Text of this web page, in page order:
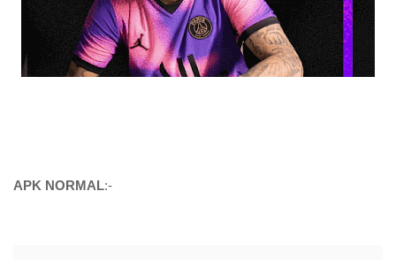
APK NORMAL:-